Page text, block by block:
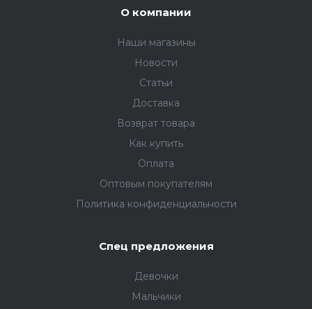
О компании
Наши магазины
Новости
Статьи
Доставка
Возврат товара
Как купить
Оплата
Оптовым покупателям
Политика конфиденциальности
Спец предложения
Девочки
Мальчики